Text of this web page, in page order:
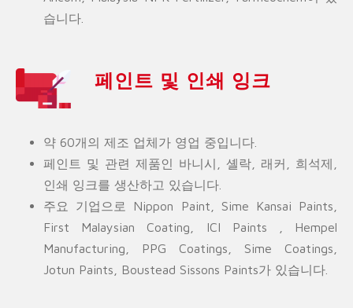
습니다.
페인트 및 인쇄 잉크
약 60개의 제조 업체가 영업 중입니다.
페인트 및 관련 제품인 바니시, 셸락, 래커, 희석제,
인쇄 잉크를 생산하고 있습니다.
주요 기업으로 Nippon Paint, Sime Kansai Paints,
First Malaysian Coating, ICI Paints , Hempel
Manufacturing, PPG Coatings, Sime Coatings,
Jotun Paints, Boustead Sissons Paints가 있습니다.